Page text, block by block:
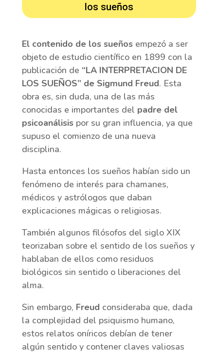
los sueños
El contenido de los sueñosempezó a ser
objeto de estudio científico en 1899 con la
publicación de “LA INTERPRETACION DE
LOS SUEÑOS” de Sigmund Freud. Esta
obra es, sin duda, una de las más
conocidas e importantes del padre del
psicoanálisispor su gran influencia, ya que
supuso el comienzo de una nueva
disciplina.
Hasta entonces los sueños habían sido un
fenómeno de interés para chamanes,
médicos y astrólogos que daban
explicaciones mágicas o religiosas.
También algunos filósofos del siglo XIX
teorizaban sobre el sentido de los sueños y
hablaban de ellos como residuos
biológicos sin sentido o liberaciones del
alma.
Sin embargo, Freud consideraba que, dada
la complejidad del psiquismo humano,
estos relatos oníricos debían de tener
algún sentido y contener claves valiosas